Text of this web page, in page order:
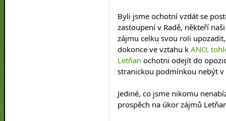
Byli jsme ochotní vzdát se
zastoupení v Radě, někteří
zájmu celku svou roli
dokonce ve vztahu k ANO,
Letňan ochotni odejít do
stranickou podmínkou nebýt
Jediné, co jsme nikomu
prospěch na úkor zájmů